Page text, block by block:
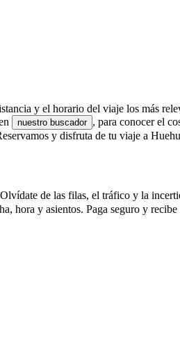
y el horario del viaje los más
nuestro buscador , para conocer el
y disfruta de tu viaje a
de las filas, el tráfico y la
hora y asientos. Paga seguro y